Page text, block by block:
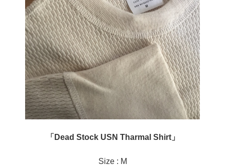
「Dead Stock USN Tharmal Shirt」
Size : M